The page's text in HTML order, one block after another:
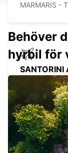
MARMARIS -
SANTORINI
SANTORINI -
Behöver
hyrbil för